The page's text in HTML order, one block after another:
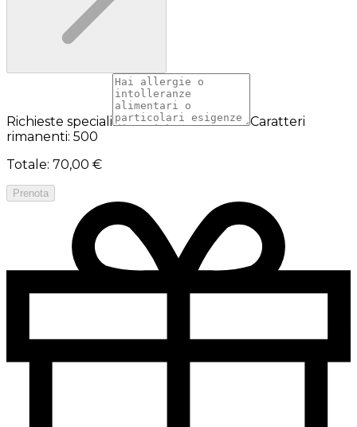
Richieste speciali
Caratteri
rimanenti: 500
Totale: 70,00 €
Prenota